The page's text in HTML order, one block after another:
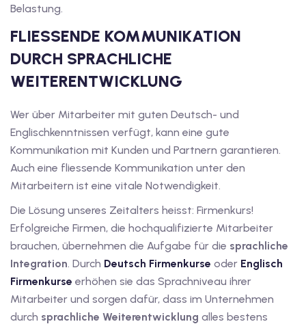
A1
Deutsch A2
A2
Deutsch A2
Deutsch B1
B1
Deutsch B1
Belastung.
FLIESSENDE KOMMUNIKATION
DURCH SPRACHLICHE
WEITERENTWICKLUNG
Wer über Mitarbeiter mit guten Deutsch- und
Englischkenntnissen verfügt, kann eine gute
Kommunikation mit Kunden und Partnern garantieren.
Auch eine fliessende Kommunikation unter den
Mitarbeitern ist eine vitale Notwendigkeit.
Die Lösung unseres Zeitalters heisst: Firmenkurs!
Erfolgreiche Firmen, die hochqualifizierte Mitarbeiter
brauchen, übernehmen die Aufgabe für die sprachliche
Integration. Durch Deutsch Firmenkurse oder Englisch
Firmenkurse erhöhen sie das Sprachniveau ihrer
Mitarbeiter und sorgen dafür, dass im Unternehmen
durch sprachliche Weiterentwicklung alles bestens